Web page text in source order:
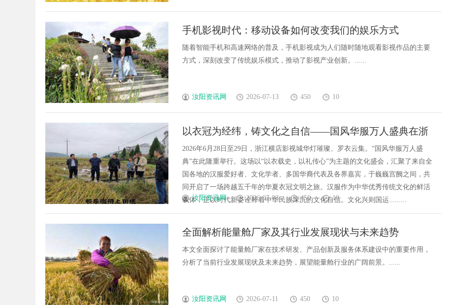
手机影视时代：移动设备如何改变我们的娱乐方式
随着智能手机和高速网络的普及，手机影视成为人们随时随地观看影视作品的主要
方式，深刻改变了传统娱乐模式，推动了影视产业创新。......
汝阳资讯网 2026-07-13 450 10
以衣冠为经纬，铸文化之自信——国风华服万人盛典在浙
江横店举行！
2026年6月28日至29日，浙江横店影视城华灯璀璨、罗衣云集。“国风华服万人盛
典”在此隆重举行。这场以“以衣载史，以礼传心”为主题的文化盛会，汇聚了来自全
国各地的汉服爱好者、文化学者、多国华裔代表及各界嘉宾，于巍巍宫阙之间，共
同开启了一场跨越五千年的华夏衣冠文明之旅。汉服作为中华优秀传统文化的鲜活
载体，正以时代新姿诠释着中华民族深沉的文化自信。文化兴则国运.........
汝阳资讯网 2026-07-03 450 10
全面解析能量舱厂家及其行业发展现状与未来趋势
本文全面探讨了能量舱厂家在技术研发、产品创新及服务体系建设中的重要作用，
分析了当前行业发展现状及未来趋势，展望能量舱行业的广阔前景。......
汝阳资讯网 2026-07-11 450 10